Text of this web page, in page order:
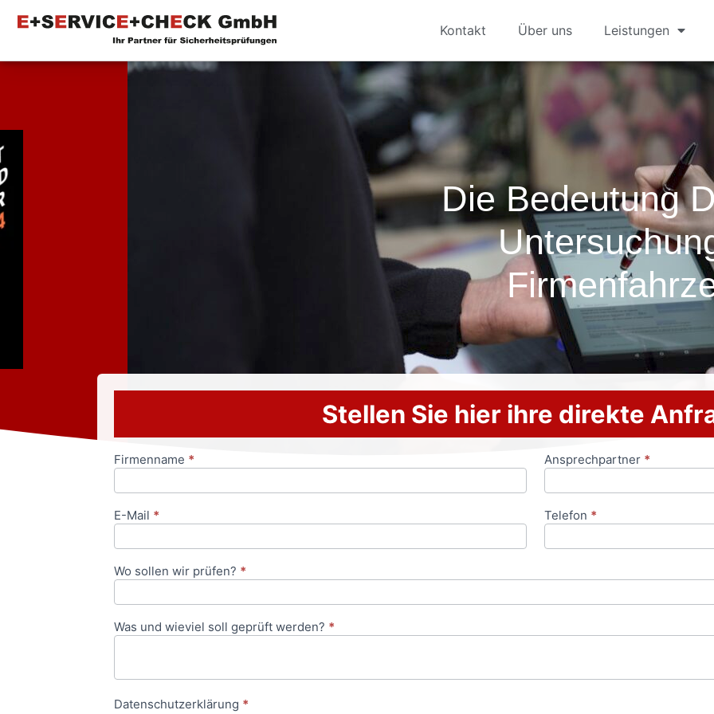
Kontakt Über uns Leistungen
Die Bedeutung
Stellen Sie hier ihre direkte
Anfrageformular
Firmenname * Ansprechpartner *
E-Mail * Telefon *
Wo sollen wir prüfen? *
Was und wieviel soll geprüft werden? *
Datenschutzerklärung *